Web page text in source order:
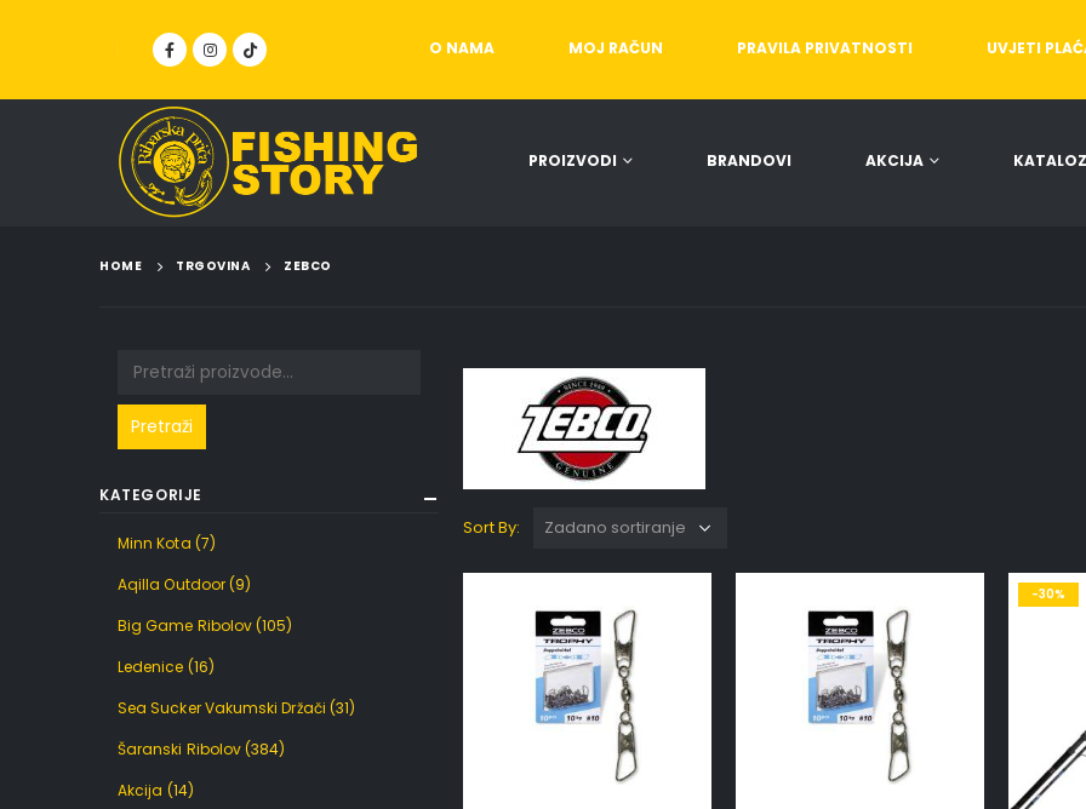
O NAMA MOJ RAČUN PRAVILA PRIVATNOSTI UVJETI
PROIZVODI BRANDOVI AKCIJA
HOME TRGOVINA ZEBCO
Sort By:
-30%
Pretraži
KATEGORIJE
Minn Kota (7)
Aqilla Outdoor (9)
Big Game Ribolov (105)
Ledenice (16)
Sea Sucker Vakumski Držači (31)
Šaranski Ribolov (384)
Akcija (14)